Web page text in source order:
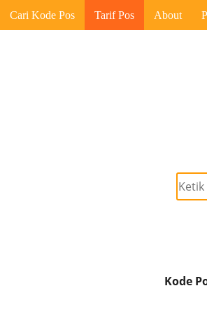
Cari Kode Pos Tarif Pos About
Kode